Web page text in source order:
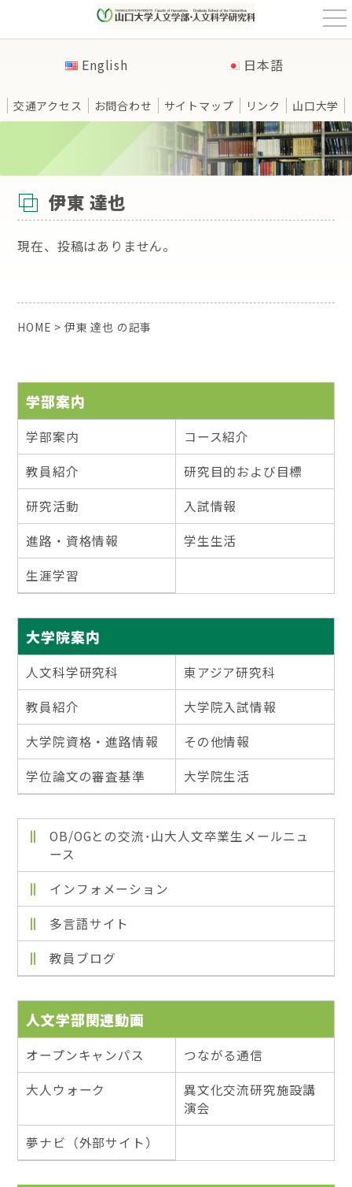
t
o
g
v
i
g
a
t
i
English 日本語
交通アクセス お問合わせ サイトマップ リンク 山口大学
>伊東 達也 の記事
伊東 達也
現在、投稿はありません。
HOME > 伊東 達也 の記事
学部案内
学部案内
コース紹介
教員紹介
研究目的および目標
研究活動
入試情報
進路・資格情報
学生生活
生涯学習
大学院案内
人文科学研究科
東アジア研究科
教員紹介
大学院入試情報
大学院資格・進路情報
その他情報
学位論文の審査基準
大学院生活
OB/OGとの交流･山大人文卒業生メールニュ
ース
インフォメーション
多言語サイト
教員ブログ
人文学部関連動画
オープンキャンパス
つながる通信
大人ウォーク
異文化交流研究施設講
演会
夢ナビ（外部サイト）